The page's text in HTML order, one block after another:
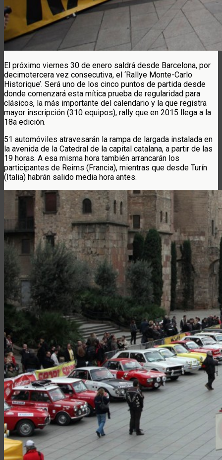
El próximo viernes 30 de enero saldrá desde Barcelona, por
decimotercera vez consecutiva, el ‘Rallye Monte-Carlo
Historique’. Será uno de los cinco puntos de partida desde
donde comenzará esta mítica prueba de regularidad para
clásicos, la más importante del calendario y la que registra
mayor inscripción (310 equipos), rally que en 2015 llega a la
18a edición.
51 automóviles atravesarán la rampa de largada instalada en
la avenida de la Catedral de la capital catalana, a partir de las
19 horas. A esa misma hora también arrancarán los
participantes de Reims (Francia), mientras que desde Turín
(Italia) habrán salido media hora antes.